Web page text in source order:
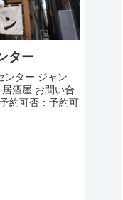
ター
ンター ジャン
酒屋 お問い合
約可否：予約可